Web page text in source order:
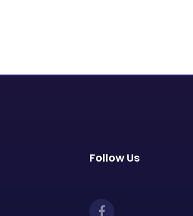
Follow Us